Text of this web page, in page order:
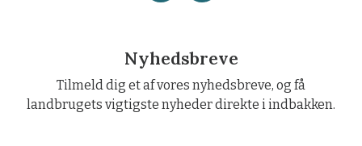
Nyhedsbreve
Tilmeld dig et af vores nyhedsbreve, og få
landbrugets vigtigste nyheder direkte i indbakken.